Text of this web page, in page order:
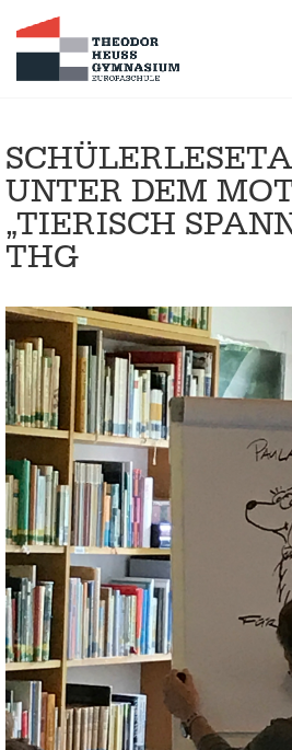
UNTER DEM
„TIERISCH
THG